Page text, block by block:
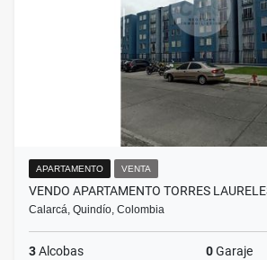
APARTAMENTO VENTA
VENDO APARTAMENTO TORRES
Calarcá, Quindío, Colombia
3Alcobas 0Garaje